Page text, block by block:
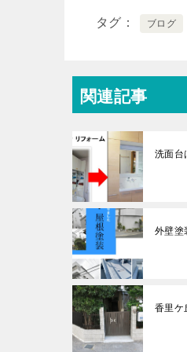
タグ ブログ
関連記事
洗面台
外壁塗
香里ケ